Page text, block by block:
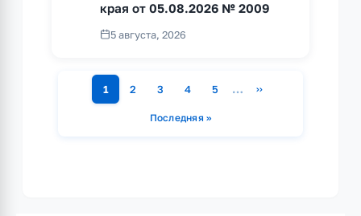
края от 05.08.2026 № 2009
5 августа, 2026
Нумерация
Страница
1 Страница
2 Страница
3 Страница
4 Страница
5 … Следующая
››
Последняя страница
Последняя »